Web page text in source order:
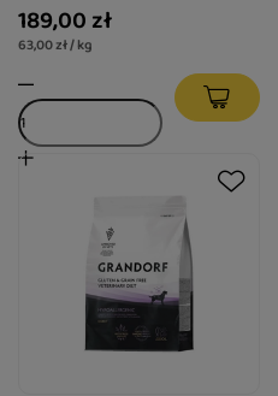
189,00 zł
63,00 zł / kg